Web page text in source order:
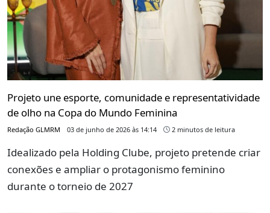
Projeto une esporte, comunidade e representatividade
de olho na Copa do Mundo Feminina
Redação GLMRM 03 de junho de 2026 às 14:14 2 minutos de leitura
Idealizado pela Holding Clube, projeto pretende criar
conexões e ampliar o protagonismo feminino
durante o torneio de 2027